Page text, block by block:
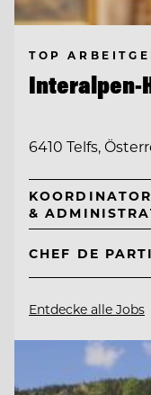
TOP
Interalpen-
6410 Telfs,
&
CHEF DE
Entdecke alle Jobs